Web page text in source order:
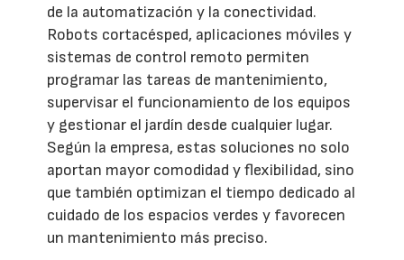
de la automatización y la conectividad.
Robots cortacésped, aplicaciones móviles y
sistemas de control remoto permiten
programar las tareas de mantenimiento,
supervisar el funcionamiento de los equipos
y gestionar el jardín desde cualquier lugar.
Según la empresa, estas soluciones no solo
aportan mayor comodidad y flexibilidad, sino
que también optimizan el tiempo dedicado al
cuidado de los espacios verdes y favorecen
un mantenimiento más preciso.